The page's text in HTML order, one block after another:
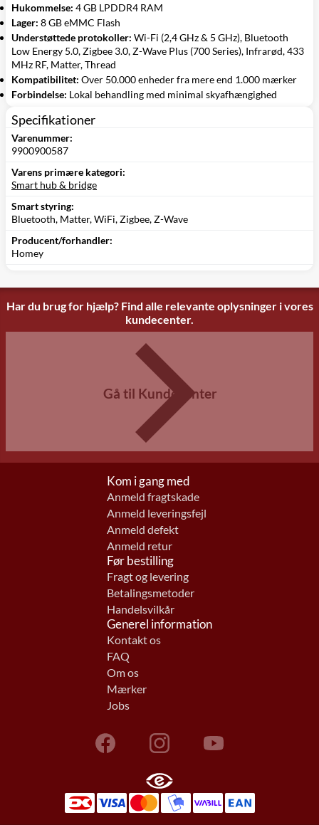
Hukommelse: 4 GB LPDDR4 RAM
Lager: 8 GB eMMC Flash
Understøttede protokoller: Wi-Fi (2,4 GHz & 5 GHz), Bluetooth
Low Energy 5.0, Zigbee 3.0, Z-Wave Plus (700 Series), Infrarød, 433
MHz RF, Matter, Thread
Kompatibilitet: Over 50.000 enheder fra mere end 1.000 mærker
Forbindelse: Lokal behandling med minimal skyafhængighed
Specifikationer
Varenummer:
9900900587
Varens primære kategori:
Smart hub & bridge
Smart styring:
Bluetooth, Matter, WiFi, Zigbee, Z-Wave
Producent/forhandler:
Homey
Har du brug for hjælp? Find alle relevante oplysninger i vores
kundecenter.
Gå til Kundecenter
Kom i gang med
Anmeld fragtskade
Anmeld leveringsfejl
Anmeld defekt
Anmeld retur
Før bestilling
Fragt og levering
Betalingsmetoder
Handelsvilkår
Generel information
Kontakt os
FAQ
Om os
Mærker
Jobs